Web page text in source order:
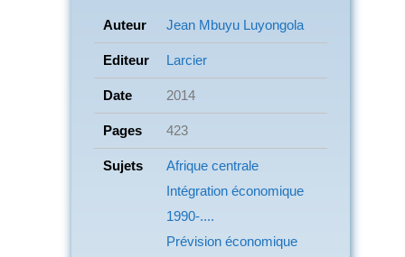
Auteur Jean Mbuyu Luyongola
Editeur Larcier
Date 2014
Pages 423
Sujets
Afrique centrale
Intégration économique
1990-....
Prévision économique